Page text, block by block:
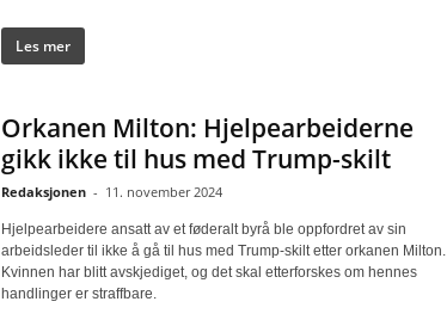
Les mer
Orkanen Milton: Hjelpearbeiderne
gikk ikke til hus med Trump-skilt
Redaksjonen - 11. november 2024
Hjelpearbeidere ansatt av et føderalt byrå ble oppfordret av sin
arbeidsleder til ikke å gå til hus med Trump-skilt etter orkanen Milton.
Kvinnen har blitt avskjediget, og det skal etterforskes om hennes
handlinger er straffbare.